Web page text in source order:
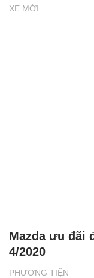
XE MỚI
PHƯƠNG TIỆN
Mazda ưu đãi
4/2020